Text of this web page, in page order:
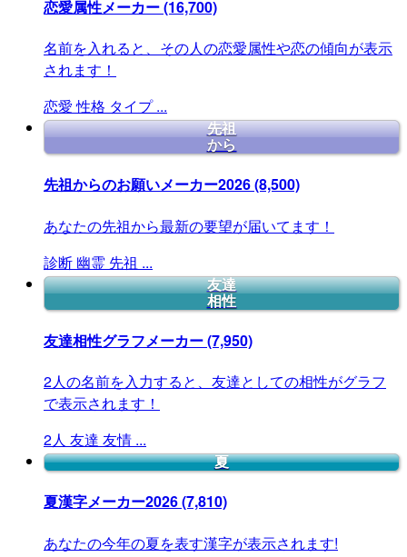
恋愛属性メーカー(16,700)
名前を入れると、その人の恋愛属性や恋の傾向が表示
されます！
恋愛 性格 タイプ ...
先祖
から
先祖からのお願いメーカー2026(8,500)
あなたの先祖から最新の要望が届いてます！
診断 幽霊 先祖 ...
友達
相性
友達相性グラフメーカー(7,950)
2人の名前を入力すると、友達としての相性がグラフ
で表示されます！
2人 友達 友情 ...
夏
夏漢字メーカー2026(7,810)
あなたの今年の夏を表す漢字が表示されます!